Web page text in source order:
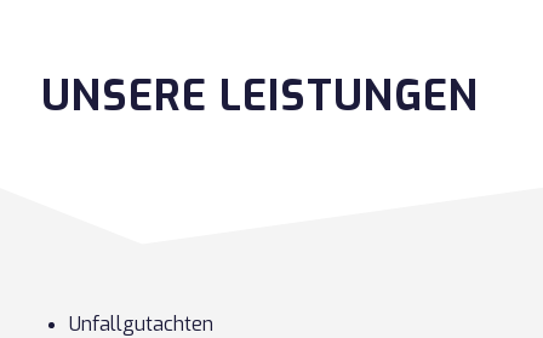
UNSERE LEISTUNGEN
Unfallgutachten